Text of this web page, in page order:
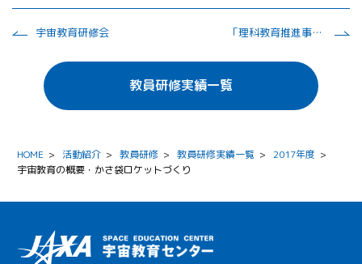
宇宙教育研修会 「理科教育推進事業」教員研修
教員研修実績一覧
HOME > 活動紹介 > 教員研修 > 教員研修実績一覧 > 2017年度 >
宇宙教育の概要・かさ袋ロケットづくり